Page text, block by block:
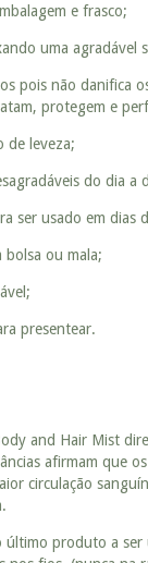
e frasco;
uma agradável
pois não danifica
protegem e
de leveza;
do dia a
ser usado em dias
bolsa ou mala;
presentear.
and Hair Mist
afirmam que
circulação
último produto a ser